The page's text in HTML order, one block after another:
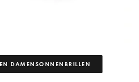
DAMENSONNENBRILLEN